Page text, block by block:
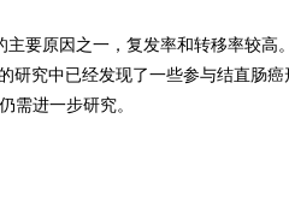
要原因之一，复发率和转移率较
研究中已经发现了一些参与结直肠
需进一步研究。